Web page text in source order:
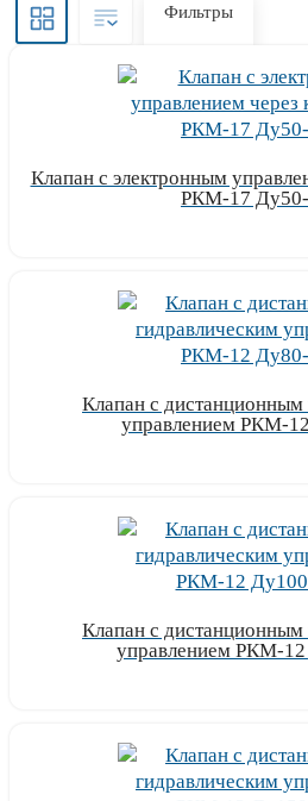
Фильтры
Клапан с электронным
РКМ-17
Клапан с дистанционным
управлением РКМ-
Клапан с дистанционным
управлением РКМ-